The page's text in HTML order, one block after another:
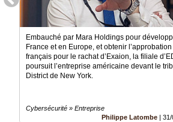
Vidéos
Médias
groupe
Prémium
Embauché par Mara Holdings pour
France et en Europe, et obtenir
français pour le rachat d’Exaion, la filiale
poursuit l’entreprise américaine devant le
District de New York.
Cybersécurité » Entreprise
Philippe Latombe
31/